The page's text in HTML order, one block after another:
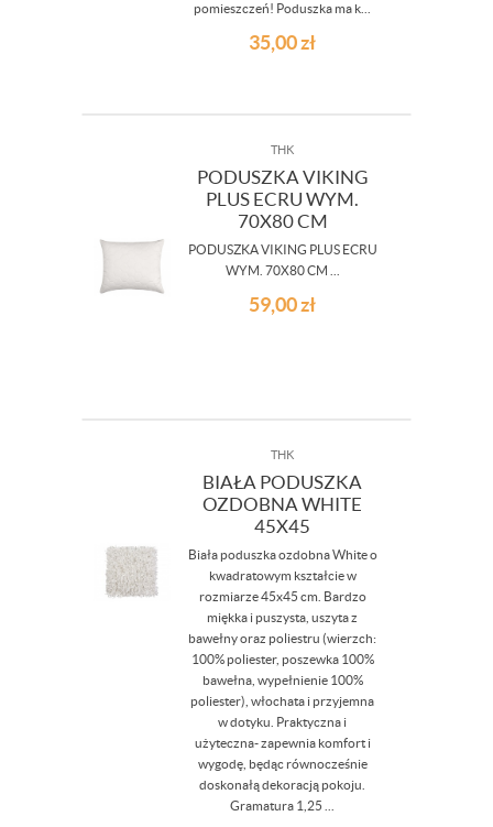
pomieszczeń! Poduszka ma k...
35,00zł
THK
PODUSZKA VIKING
PLUS ECRU WYM.
70X80 CM
PODUSZKA VIKING PLUS ECRU
WYM. 70X80 CM ...
59,00zł
THK
BIAŁA PODUSZKA
OZDOBNA WHITE
45X45
Biała poduszka ozdobna White o
kwadratowym kształcie w
rozmiarze 45x45 cm. Bardzo
miękka i puszysta, uszyta z
bawełny oraz poliestru (wierzch:
100% poliester, poszewka 100%
bawełna, wypełnienie 100%
poliester), włochata i przyjemna
w dotyku. Praktyczna i
użyteczna- zapewnia komfort i
wygodę, będąc równocześnie
doskonałą dekoracją pokoju.
Gramatura 1,25 ...